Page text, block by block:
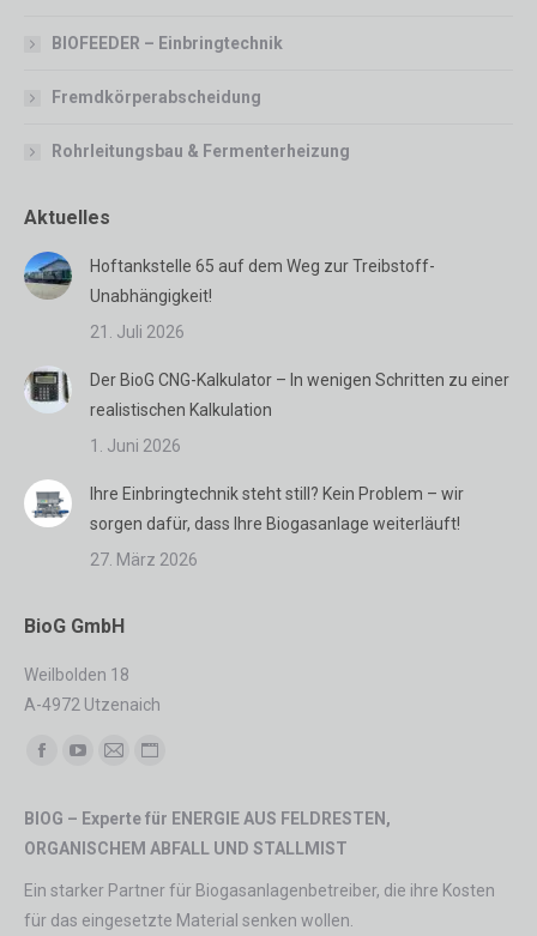
BIOFEEDER – Einbringtechnik
Fremdkörperabscheidung
Rohrleitungsbau & Fermenterheizung
Aktuelles
Hoftankstelle 65 auf dem Weg zur Treibstoff-
Unabhängigkeit!
21. Juli 2026
Der BioG CNG-Kalkulator – In wenigen Schritten zu einer
realistischen Kalkulation
1. Juni 2026
Ihre Einbringtechnik steht still? Kein Problem – wir
sorgen dafür, dass Ihre Biogasanlage weiterläuft!
27. März 2026
BioG GmbH
Weilbolden 18
A-4972 Utzenaich
Finden Sie uns auf:
Facebook
opens
in
new
window
YouTube
opens
in
new
window
E-
page
opens
in
new
Website
opens
in
new
window
BIOG – Experte für ENERGIE AUS FELDRESTEN,
ORGANISCHEM ABFALL UND STALLMIST
Ein starker Partner für Biogasanlagenbetreiber, die ihre Kosten
für das eingesetzte Material senken wollen.